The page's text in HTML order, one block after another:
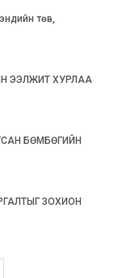
төв,
ЭЭЛЖИТ ХУРЛАА
БӨМБӨГИЙН
ЗОХИОН